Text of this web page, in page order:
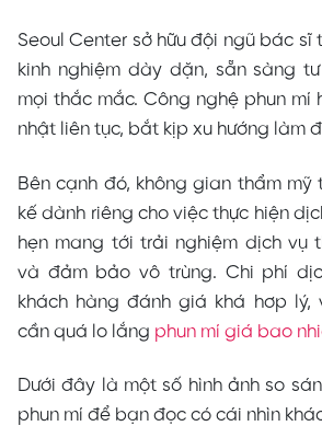
Seoul Center sở hữu đội ngũ bác sĩ
kinh nghiệm dày dặn, sẵn sàng
mọi thắc mắc. Công nghệ phun mí
nhật liên tục, bắt kịp xu hướng làm
Bên cạnh đó, không gian thẩm
kế dành riêng cho việc thực hiện
hẹn mang tới trải nghiệm dịch vụ
và đảm bảo vô trùng. Chi phí
khách hàng đánh giá khá hơp lý,
cần quá lo lắng phun mí giá bao
Dưới đây là một số hình ảnh so
phun mí để bạn đọc có cái nhìn